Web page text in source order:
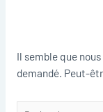
Il semble que
demandé. Peut-